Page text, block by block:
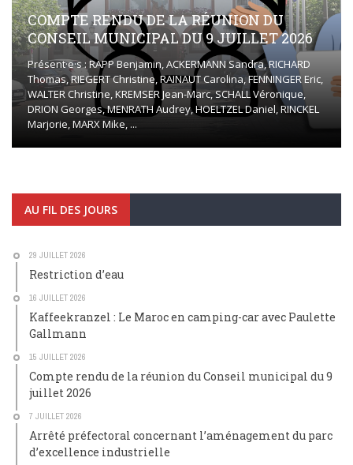
COMPTE RENDU DE LA RÉUNION DU
CONSEIL MUNICIPAL DU 9 JUILLET 2026
Présent·e·s : RAPP Benjamin, ACKERMANN Sandra, RICHARD
Thomas, RIEGERT Christine, RAINAUT Carolina, FENNINGER Eric,
WALTER Christine, KREMSER Jean-Marc, SCHALL Véronique,
DRION Georges, MENRATH Audrey, HOELTZEL Daniel, RINCKEL
Marjorie, MARX Mike, ...
AU FIL DES JOURS
29 JUILLET 2026
Restriction d’eau
16 JUILLET 2026
Kaffeekranzel : Le Maroc en camping-car avec Paulette
Gallmann
15 JUILLET 2026
Compte rendu de la réunion du Conseil municipal du 9
juillet 2026
7 JUILLET 2026
Arrêté préfectoral concernant l’aménagement du parc
d’excellence industrielle